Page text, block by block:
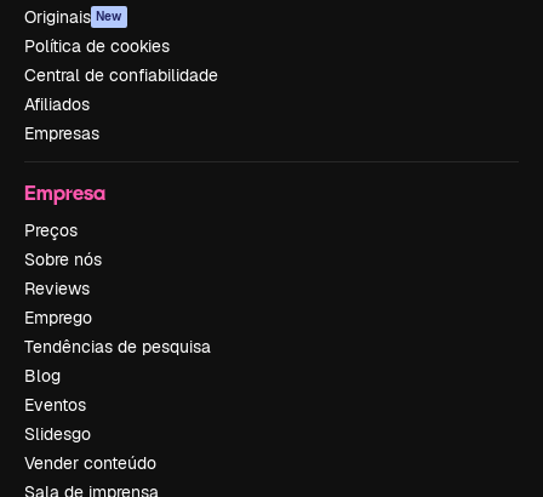
Originais New
Política de cookies
Central de confiabilidade
Afiliados
Empresas
Empresa
Preços
Sobre nós
Reviews
Emprego
Tendências de pesquisa
Blog
Eventos
Slidesgo
Vender conteúdo
Sala de imprensa